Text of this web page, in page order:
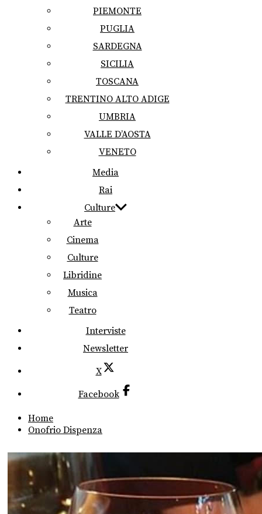
PIEMONTE
PUGLIA
SARDEGNA
SICILIA
TOSCANA
TRENTINO ALTO ADIGE
UMBRIA
VALLE D’AOSTA
VENETO
Media
Rai
Culture
Arte
Cinema
Culture
Libridine
Musica
Teatro
Interviste
Newsletter
X
Facebook
Home
Onofrio Dispenza